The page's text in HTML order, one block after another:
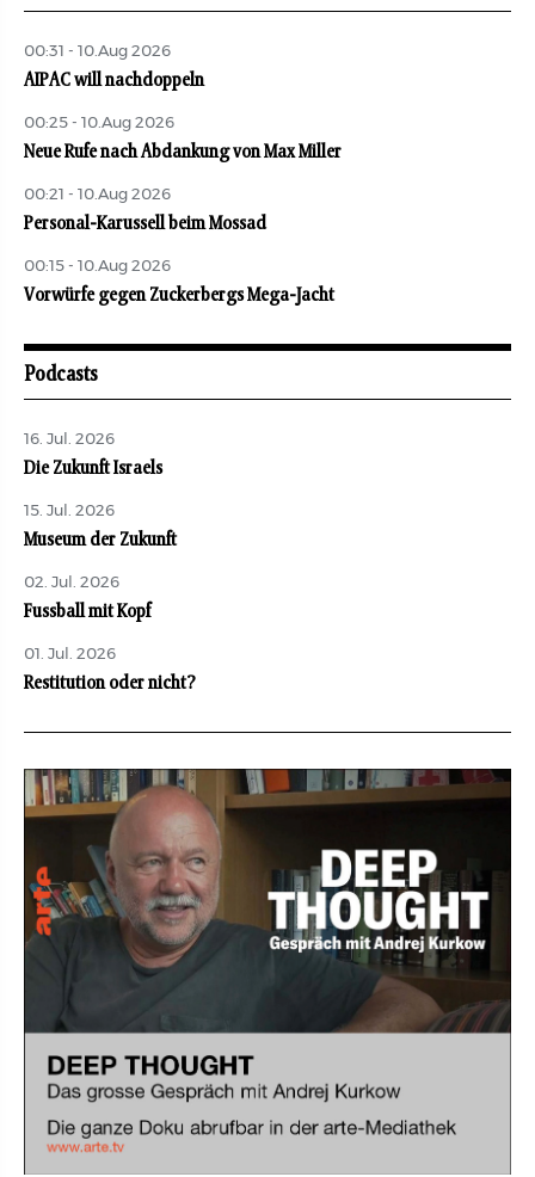
00:31 - 10.Aug 2026
AIPAC will nachdoppeln
00:25 - 10.Aug 2026
Neue Rufe nach Abdankung von Max Miller
00:21 - 10.Aug 2026
Personal-Karussell beim Mossad
00:15 - 10.Aug 2026
Vorwürfe gegen Zuckerbergs Mega-Jacht
Podcasts
16. Jul. 2026
Die Zukunft Israels
15. Jul. 2026
Museum der Zukunft
02. Jul. 2026
Fussball mit Kopf
01. Jul. 2026
Restitution oder nicht?